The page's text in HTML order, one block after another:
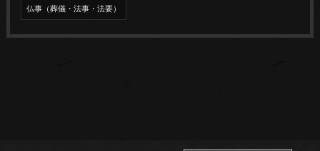
仏事（葬儀・法事・法要）